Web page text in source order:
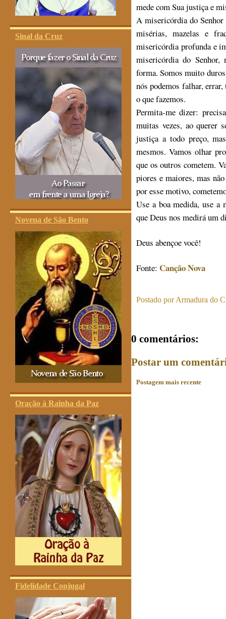
Sinal da Cruz
Novena de São Bento
Oração à Rainha da Paz
Fidelidade Conjugal
mede com Sua justiça e
A misericórdia do Senhor
misérias, mazelas e
misericórdia profunda e
misericórdia do Senhor,
forma. Somos muito
nós podemos falhar, errar,
o que fazemos.
Permita-me dizer:
muitas vezes, ao querer
justiça a todo preço,
mesmos. Vamos olhar
que os outros cometem.
piores e maiores, mas
por esse motivo,
Use a boa medida, use
que Deus nos medirá um
Deus abençoe você!
Fonte: Canção Nova
Postado porArmadura do
0 comentários:
Postar um
Postagem mais recente